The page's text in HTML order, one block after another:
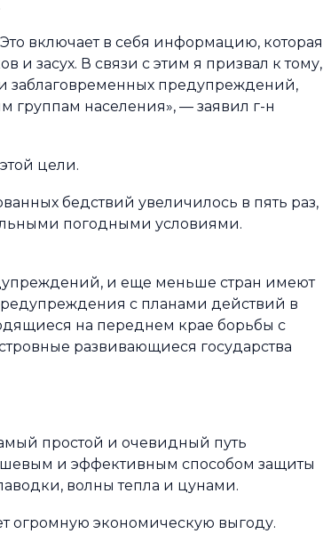
включает в себя информацию, которая
и засух. В связи с этим я призвал к тому,
заблаговременных предупреждений,
группам населения», — заявил г-н
цели.
бедствий увеличилось в пять раз,
погодными условиями.
и еще меньше стран имеют
с планами действий в
на переднем крае борьбы с
развивающиеся государства
простой и очевидный путь
и эффективным способом защиты
волны тепла и цунами.
огромную экономическую выгоду.